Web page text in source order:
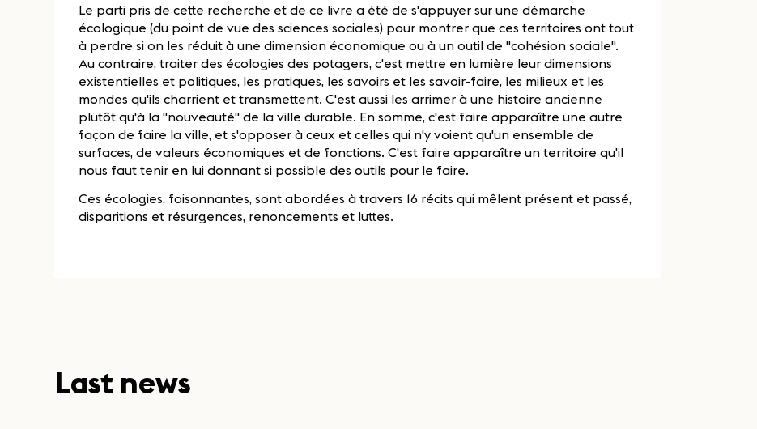
Le parti pris de cette recherche et de ce livre a été de s'appuyer sur une démarche
écologique (du point de vue des sciences sociales) pour montrer que ces territoires ont tout
à perdre si on les réduit à une dimension économique ou à un outil de "cohésion sociale".
Au contraire, traiter des écologies des potagers, c'est mettre en lumière leur dimensions
existentielles et politiques, les pratiques, les savoirs et les savoir-faire, les milieux et les
mondes qu'ils charrient et transmettent. C'est aussi les arrimer à une histoire ancienne
plutôt qu'à la "nouveauté" de la ville durable. En somme, c'est faire apparaître une autre
façon de faire la ville, et s'opposer à ceux et celles qui n'y voient qu'un ensemble de
surfaces, de valeurs économiques et de fonctions. C'est faire apparaître un territoire qu'il
nous faut tenir en lui donnant si possible des outils pour le faire.
Ces écologies, foisonnantes, sont abordées à travers 16 récits qui mêlent présent et passé,
disparitions et résurgences, renoncements et luttes.
Last news